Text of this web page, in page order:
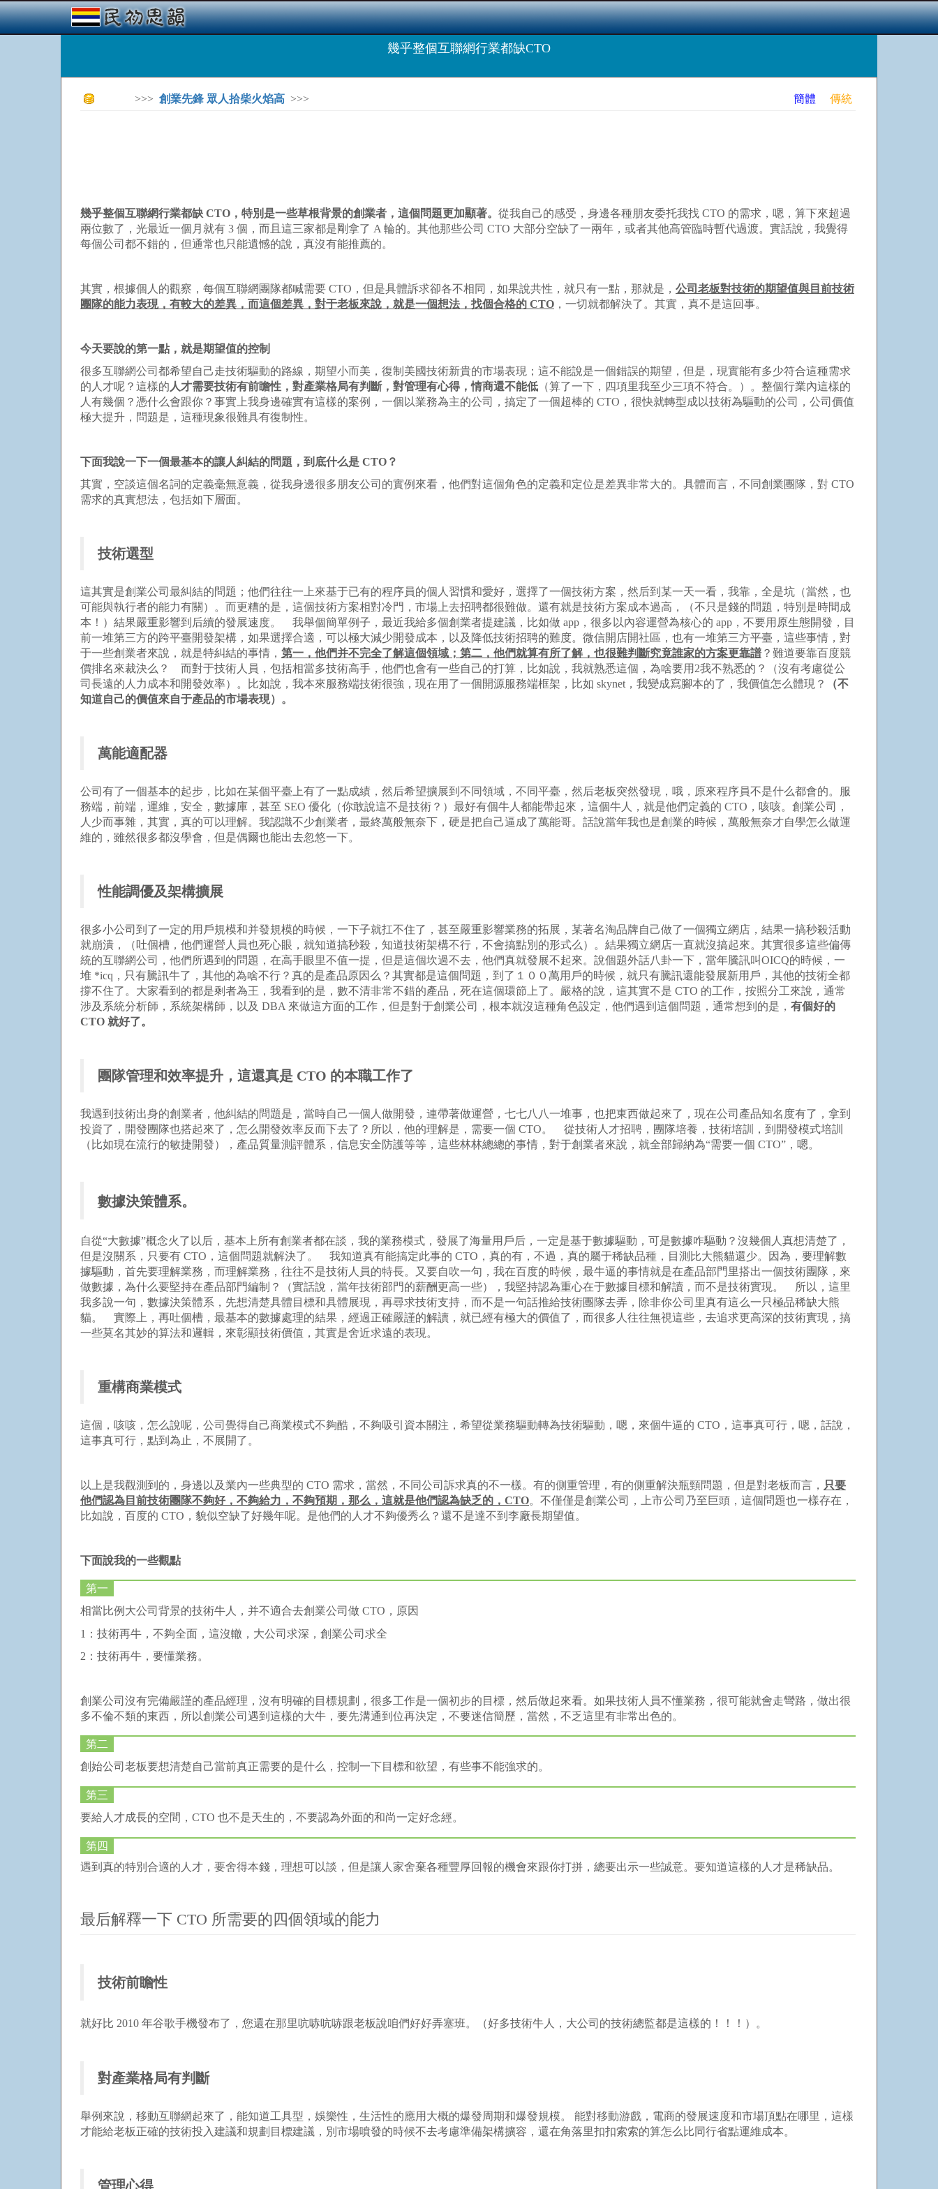
幾乎整個互聯網行業都缺CTO
>>> 創業先鋒 眾人拾柴火焰高 >>> 簡體 傳統
幾乎整個互聯網行業都缺 CTO，特別是一些草根背景的創業者，這個問題更加顯著。 從我自己的感受，身邊各種朋友委托我找 CTO 的需求，嗯，算下來超過
兩位數了，光最近一個月就有 3 個，而且這三家都是剛拿了 A 輪的。其他那些公司 CTO 大部分空缺了一兩年，或者其他高管臨時暫代過渡。實話說，我覺得
每個公司都不錯的，但通常也只能遺憾的說，真沒有能推薦的。
其實，根據個人的觀察，每個互聯網團隊都喊需要 CTO，但是具體訴求卻各不相同，如果說共性，就只有一點，那就是， 公司老板對技術的期望值與目前技術
團隊的能力表現，有較大的差異，而這個差異，對于老板來說，就是一個想法，找個合格的 CTO ，一切就都解決了。其實，真不是這回事。
今天要說的第一點，就是期望值的控制
很多互聯網公司都希望自己走技術驅動的路線，期望小而美，復制美國技術新貴的市場表現；這不能說是一個錯誤的期望，但是，現實能有多少符合這種需求
的人才呢？這樣的 人才需要技術有前瞻性，對產業格局有判斷，對管理有心得，情商還不能低 （算了一下，四項里我至少三項不符合。）。整個行業內這樣的
人有幾個？憑什么會跟你？事實上我身邊確實有這樣的案例，一個以業務為主的公司，搞定了一個超棒的 CTO，很快就轉型成以技術為驅動的公司，公司價值
極大提升，問題是，這種現象很難具有復制性。
下面我說一下一個最基本的讓人糾結的問題，到底什么是 CTO？
其實，空談這個名詞的定義毫無意義，從我身邊很多朋友公司的實例來看，他們對這個角色的定義和定位是差異非常大的。具體而言，不同創業團隊，對 CTO
需求的真實想法，包括如下層面。
技術選型
這其實是創業公司最糾結的問題；他們往往一上來基于已有的程序員的個人習慣和愛好，選擇了一個技術方案，然后到某一天一看，我靠，全是坑（當然，也
可能與執行者的能力有關）。而更糟的是，這個技術方案相對冷門，市場上去招聘都很難做。還有就是技術方案成本過高，（不只是錢的問題，特別是時間成
本！）結果嚴重影響到后續的發展速度。 我舉個簡單例子，最近我給多個創業者提建議，比如做 app，很多以內容運營為核心的 app，不要用原生態開發，目
前一堆第三方的跨平臺開發架構，如果選擇合適，可以極大減少開發成本，以及降低技術招聘的難度。微信開店開社區，也有一堆第三方平臺，這些事情，對
于一些創業者來說，就是特糾結的事情， 第一，他們并不完全了解這個領域；第二，他們就算有所了解，也很難判斷究竟誰家的方案更靠譜 ？難道要靠百度競
價排名來裁決么？ 而對于技術人員，包括相當多技術高手，他們也會有一些自己的打算，比如說，我就熟悉這個，為啥要用2我不熟悉的？（沒有考慮從公
司長遠的人力成本和開發效率）。比如說，我本來服務端技術很強，現在用了一個開源服務端框架，比如 skynet，我變成寫腳本的了，我價值怎么體現？
（不
知道自己的價值來自于產品的市場表現）。
萬能適配器
公司有了一個基本的起步，比如在某個平臺上有了一點成績，然后希望擴展到不同領域，不同平臺，然后老板突然發現，哦，原來程序員不是什么都會的。服
務端，前端，運維，安全，數據庫，甚至 SEO 優化（你敢說這不是技術？）最好有個牛人都能帶起來，這個牛人，就是他們定義的 CTO，咳咳。創業公司，
人少而事雜，其實，真的可以理解。我認識不少創業者，最終萬般無奈下，硬是把自己逼成了萬能哥。話說當年我也是創業的時候，萬般無奈才自學怎么做運
維的，雖然很多都沒學會，但是偶爾也能出去忽悠一下。
性能調優及架構擴展
很多小公司到了一定的用戶規模和并發規模的時候，一下子就扛不住了，甚至嚴重影響業務的拓展，某著名淘品牌自己做了一個獨立網店，結果一搞秒殺活動
就崩潰，（吐個槽，他們運營人員也死心眼，就知道搞秒殺，知道技術架構不行，不會搞點別的形式么）。結果獨立網店一直就沒搞起來。其實很多這些偏傳
統的互聯網公司，他們所遇到的問題，在高手眼里不值一提，但是這個坎過不去，他們真就發展不起來。說個題外話八卦一下，當年騰訊叫OICQ的時候，一
堆 *icq，只有騰訊牛了，其他的為啥不行？真的是產品原因么？其實都是這個問題，到了１００萬用戶的時候，就只有騰訊還能發展新用戶，其他的技術全都
撐不住了。大家看到的都是剩者為王，我看到的是，數不清非常不錯的產品，死在這個環節上了。嚴格的說，這其實不是 CTO 的工作，按照分工來說，通常
涉及系統分析師，系統架構師，以及 DBA 來做這方面的工作，但是對于創業公司，根本就沒這種角色設定，他們遇到這個問題，通常想到的是， 有個好的
CTO 就好了。
團隊管理和效率提升，這還真是 CTO 的本職工作了
我遇到技術出身的創業者，他糾結的問題是，當時自己一個人做開發，連帶著做運營，七七八八一堆事，也把東西做起來了，現在公司產品知名度有了，拿到
投資了，開發團隊也搭起來了，怎么開發效率反而下去了？所以，他的理解是，需要一個 CTO。 從技術人才招聘，團隊培養，技術培訓，到開發模式培訓
（比如現在流行的敏捷開發），產品質量測評體系，信息安全防護等等，這些林林總總的事情，對于創業者來說，就全部歸納為“需要一個 CTO”，嗯。
數據決策體系。
自從“大數據”概念火了以后，基本上所有創業者都在談，我的業務模式，發展了海量用戶后，一定是基于數據驅動，可是數據咋驅動？沒幾個人真想清楚了，
但是沒關系，只要有 CTO，這個問題就解決了。 我知道真有能搞定此事的 CTO，真的有，不過，真的屬于稀缺品種，目測比大熊貓還少。因為，要理解數
據驅動，首先要理解業務，而理解業務，往往不是技術人員的特長。又要自吹一句，我在百度的時候，最牛逼的事情就是在產品部門里搭出一個技術團隊，來
做數據，為什么要堅持在產品部門編制？（實話說，當年技術部門的薪酬更高一些），我堅持認為重心在于數據目標和解讀，而不是技術實現。 所以，這里
我多說一句，數據決策體系，先想清楚具體目標和具體展現，再尋求技術支持，而不是一句話推給技術團隊去弄，除非你公司里真有這么一只極品稀缺大熊
貓。 實際上，再吐個槽，最基本的數據處理的結果，經過正確嚴謹的解讀，就已經有極大的價值了，而很多人往往無視這些，去追求更高深的技術實現，搞
一些莫名其妙的算法和邏輯，來彰顯技術價值，其實是舍近求遠的表現。
重構商業模式
這個，咳咳，怎么說呢，公司覺得自己商業模式不夠酷，不夠吸引資本關注，希望從業務驅動轉為技術驅動，嗯，來個牛逼的 CTO，這事真可行，嗯，話說，
這事真可行，點到為止，不展開了。
以上是我觀測到的，身邊以及業內一些典型的 CTO 需求，當然，不同公司訴求真的不一樣。有的側重管理，有的側重解決瓶頸問題，但是對老板而言， 只要
他們認為目前技術團隊不夠好，不夠給力，不夠預期，那么，這就是他們認為缺乏的，CTO。不僅僅是創業公司，上市公司乃至巨頭，這個問題也一樣存在，
比如說，百度的 CTO，貌似空缺了好幾年呢。是他們的人才不夠優秀么？還不是達不到李廠長期望值。
下面說我的一些觀點
第一
相當比例大公司背景的技術牛人，并不適合去創業公司做 CTO，原因
1：技術再牛，不夠全面，這沒轍，大公司求深，創業公司求全
2：技術再牛，要懂業務。
創業公司沒有完備嚴謹的產品經理，沒有明確的目標規劃，很多工作是一個初步的目標，然后做起來看。如果技術人員不懂業務，很可能就會走彎路，做出很
多不倫不類的東西，所以創業公司遇到這樣的大牛，要先溝通到位再決定，不要迷信簡歷，當然，不乏這里有非常出色的。
第二
創始公司老板要想清楚自己當前真正需要的是什么，控制一下目標和欲望，有些事不能強求的。
第三
要給人才成長的空間，CTO 也不是天生的，不要認為外面的和尚一定好念經。
第四
遇到真的特別合適的人才，要舍得本錢，理想可以談，但是讓人家舍棄各種豐厚回報的機會來跟你打拼，總要出示一些誠意。要知道這樣的人才是稀缺品。
最后解釋一下 CTO 所需要的四個領域的能力
技術前瞻性
就好比 2010 年谷歌手機發布了，您還在那里吭哧吭哧跟老板說咱們好好弄塞班。（好多技術牛人，大公司的技術總監都是這樣的！！！）。
對產業格局有判斷
舉例來說，移動互聯網起來了，能知道工具型，娛樂性，生活性的應用大概的爆發周期和爆發規模。 能對移動游戲，電商的發展速度和市場頂點在哪里，這樣
才能給老板正確的技術投入建議和規劃目標建議，別市場噴發的時候不去考慮準備架構擴容，還在角落里扣扣索索的算怎么比同行省點運維成本。
管理心得